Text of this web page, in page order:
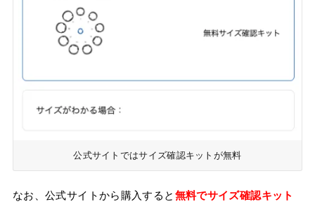
公式サイトではサイズ確認キットが無料
なお、公式サイトから購入すると 無料でサイズ確認キット